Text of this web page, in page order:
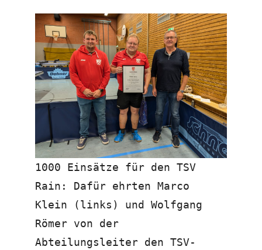
1000 Einsätze für den TSV
Rain: Dafür ehrten Marco
Klein (links) und Wolfgang
Römer von der
Abteilungsleiter den TSV-